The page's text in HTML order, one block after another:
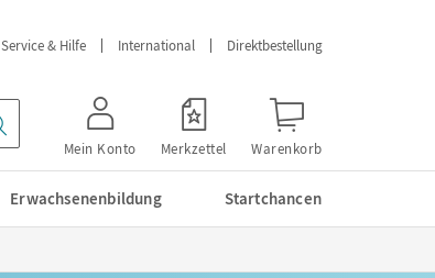
Service & Hilfe International Direktbestellung
Mein Konto Merkzettel Warenkorb
Erwachsenenbildung Startchancen